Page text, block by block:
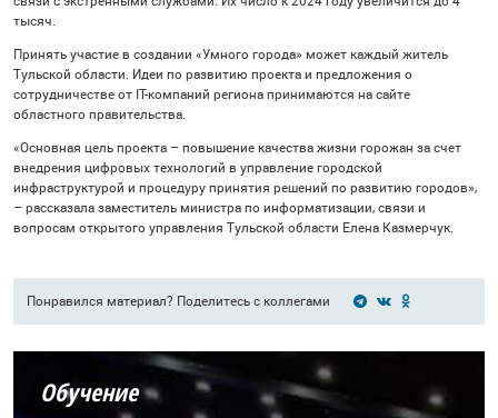
тысяч.
Принять участие в создании «Умного города» может каждый житель
Тульской области. Идеи по развитию проекта и предложения о
сотрудничестве от IT-компаний региона принимаются на сайте
областного правительства.
«Основная цель проекта – повышение качества жизни горожан за счет
внедрения цифровых технологий в управление городской
инфраструктурой и процедуру принятия решений по развитию городов»,
– рассказала заместитель министра по информатизации, связи и
вопросам открытого управления Тульской области Елена Казмерчук.
Понравился материал? Поделитесь с коллегами
Обучение